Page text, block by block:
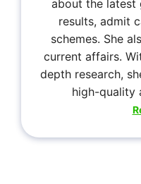
about the latest
results, admit
schemes. She
current affairs.
depth research,
high-quality